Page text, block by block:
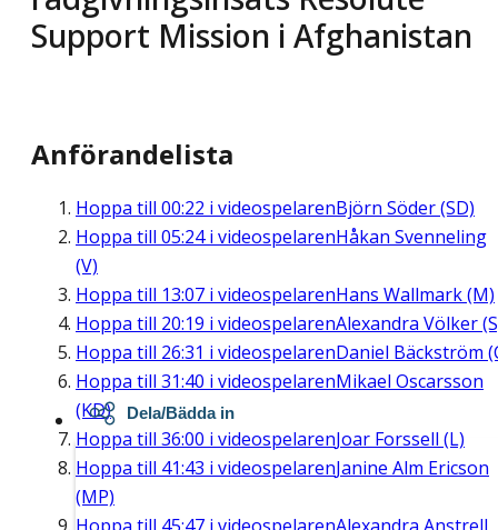
Support Mission i Afghanistan
Anförandelista
Hoppa till 00:22 i videospelarenBjörn Söder (SD)
Hoppa till 05:24i videospelarenHåkan Svenneling
(V)
Hoppa till 13:07 i videospelarenHans Wallmark (M)
Hoppa till 20:19 i videospelarenAlexandra Völker
Hoppa till 26:31 i videospelarenDaniel Bäckström
Hoppa till 31:40 i videospelarenMikael Oscarsson
(KD)
Hoppa till 36:00 i videospelarenJoar Forssell (L)
Hoppa till 41:43 i videospelarenJanine Alm Ericson
(MP)
Dela/Bädda in